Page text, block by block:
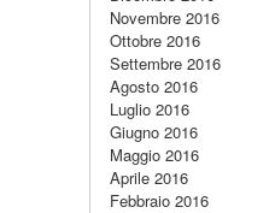
Novembre 2016
Ottobre 2016
Settembre 2016
Agosto 2016
Luglio 2016
Giugno 2016
Maggio 2016
Aprile 2016
Febbraio 2016